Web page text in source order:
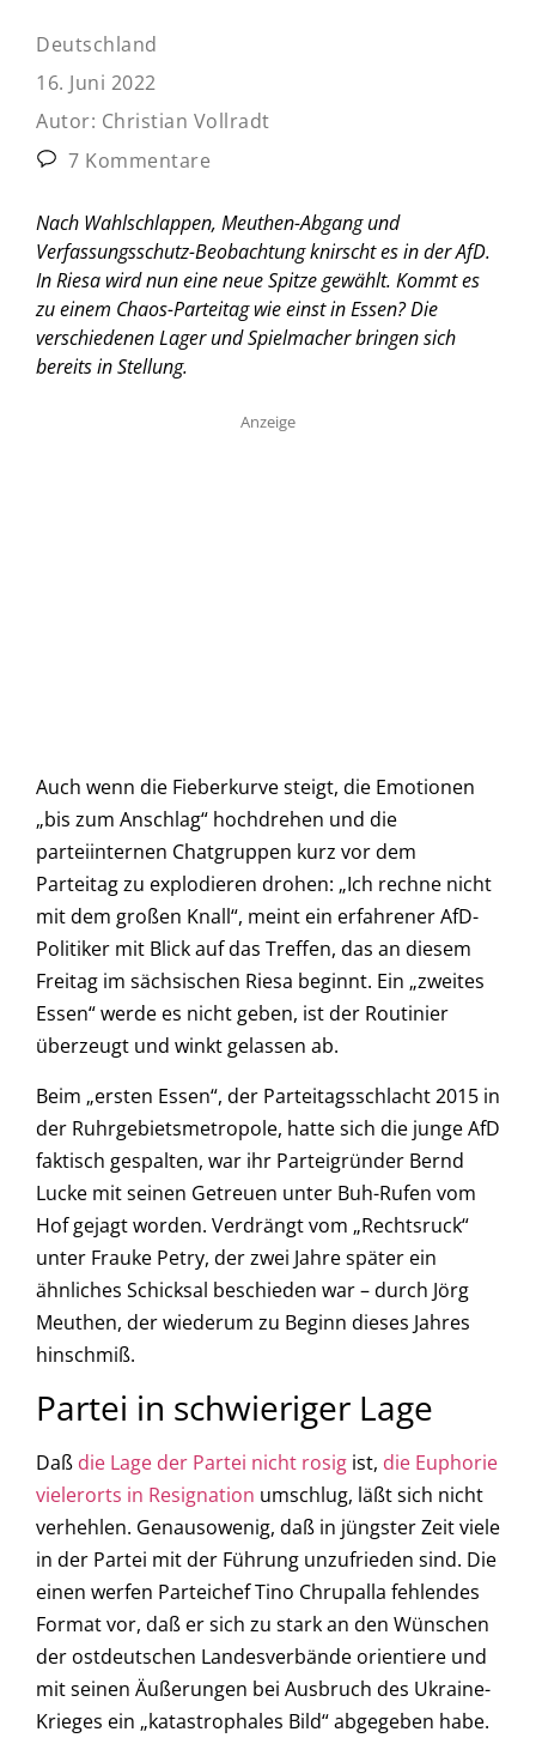
Deutschland
16. Juni 2022
Autor: Christian Vollradt
7 Kommentare
Nach Wahlschlappen, Meuthen-Abgang und
Verfassungsschutz-Beobachtung knirscht es in der AfD.
In Riesa wird nun eine neue Spitze gewählt. Kommt es
zu einem Chaos-Parteitag wie einst in Essen? Die
verschiedenen Lager und Spielmacher bringen sich
bereits in Stellung.
Anzeige
Auch wenn die Fieberkurve steigt, die Emotionen
„bis zum Anschlag“ hochdrehen und die
parteiinternen Chatgruppen kurz vor dem
Parteitag zu explodieren drohen: „Ich rechne nicht
mit dem großen Knall“, meint ein erfahrener AfD-
Politiker mit Blick auf das Treffen, das an diesem
Freitag im sächsischen Riesa beginnt. Ein „zweites
Essen“ werde es nicht geben, ist der Routinier
überzeugt und winkt gelassen ab.
Beim „ersten Essen“, der Parteitagsschlacht 2015 in
der Ruhrgebietsmetropole, hatte sich die junge AfD
faktisch gespalten, war ihr Parteigründer Bernd
Lucke mit seinen Getreuen unter Buh-Rufen vom
Hof gejagt worden. Verdrängt vom „Rechtsruck“
unter Frauke Petry, der zwei Jahre später ein
ähnliches Schicksal beschieden war – durch Jörg
Meuthen, der wiederum zu Beginn dieses Jahres
hinschmiß.
Partei in schwieriger Lage
Daß die Lage der Partei nicht rosig ist, die Euphorie
vielerorts in Resignation umschlug, läßt sich nicht
verhehlen. Genausowenig, daß in jüngster Zeit viele
in der Partei mit der Führung unzufrieden sind. Die
einen werfen Parteichef Tino Chrupalla fehlendes
Format vor, daß er sich zu stark an den Wünschen
der ostdeutschen Landesverbände orientiere und
mit seinen Äußerungen bei Ausbruch des Ukraine-
Krieges ein „katastrophales Bild“ abgegeben habe.